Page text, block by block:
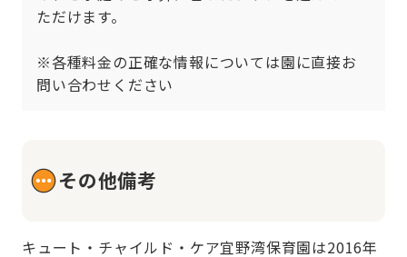
ただけます。
※各種料金の正確な情報については園に直接お
問い合わせください
その他備考
キュート・チャイルド・ケア宜野湾保育園は2016年